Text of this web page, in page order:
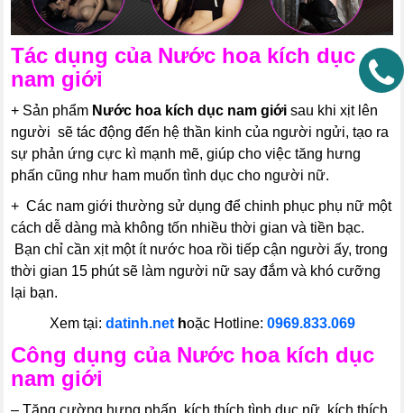
Tác dụng của Nước hoa kích dục
nam giới
+ Sản phẩm Nước hoa kích dục nam giới sau khi xịt lên
người sẽ tác động đến hệ thần kinh của người ngửi, tạo ra
sự phản ứng cực kì mạnh mẽ, giúp cho việc tăng hưng
phấn cũng như ham muốn tình dục cho người nữ.
+ Các nam giới thường sử dụng để chinh phục phụ nữ một
cách dễ dàng mà không tốn nhiều thời gian và tiền bạc.
Bạn chỉ cần xịt một ít nước hoa rồi tiếp cận người ấy, trong
thời gian 15 phút sẽ làm người nữ say đắm và khó cưỡng
lại bạn.
Xem tại: datinh.nethoặc Hotline: 0969.833.069
Công dụng của Nước hoa kích dục
nam giới